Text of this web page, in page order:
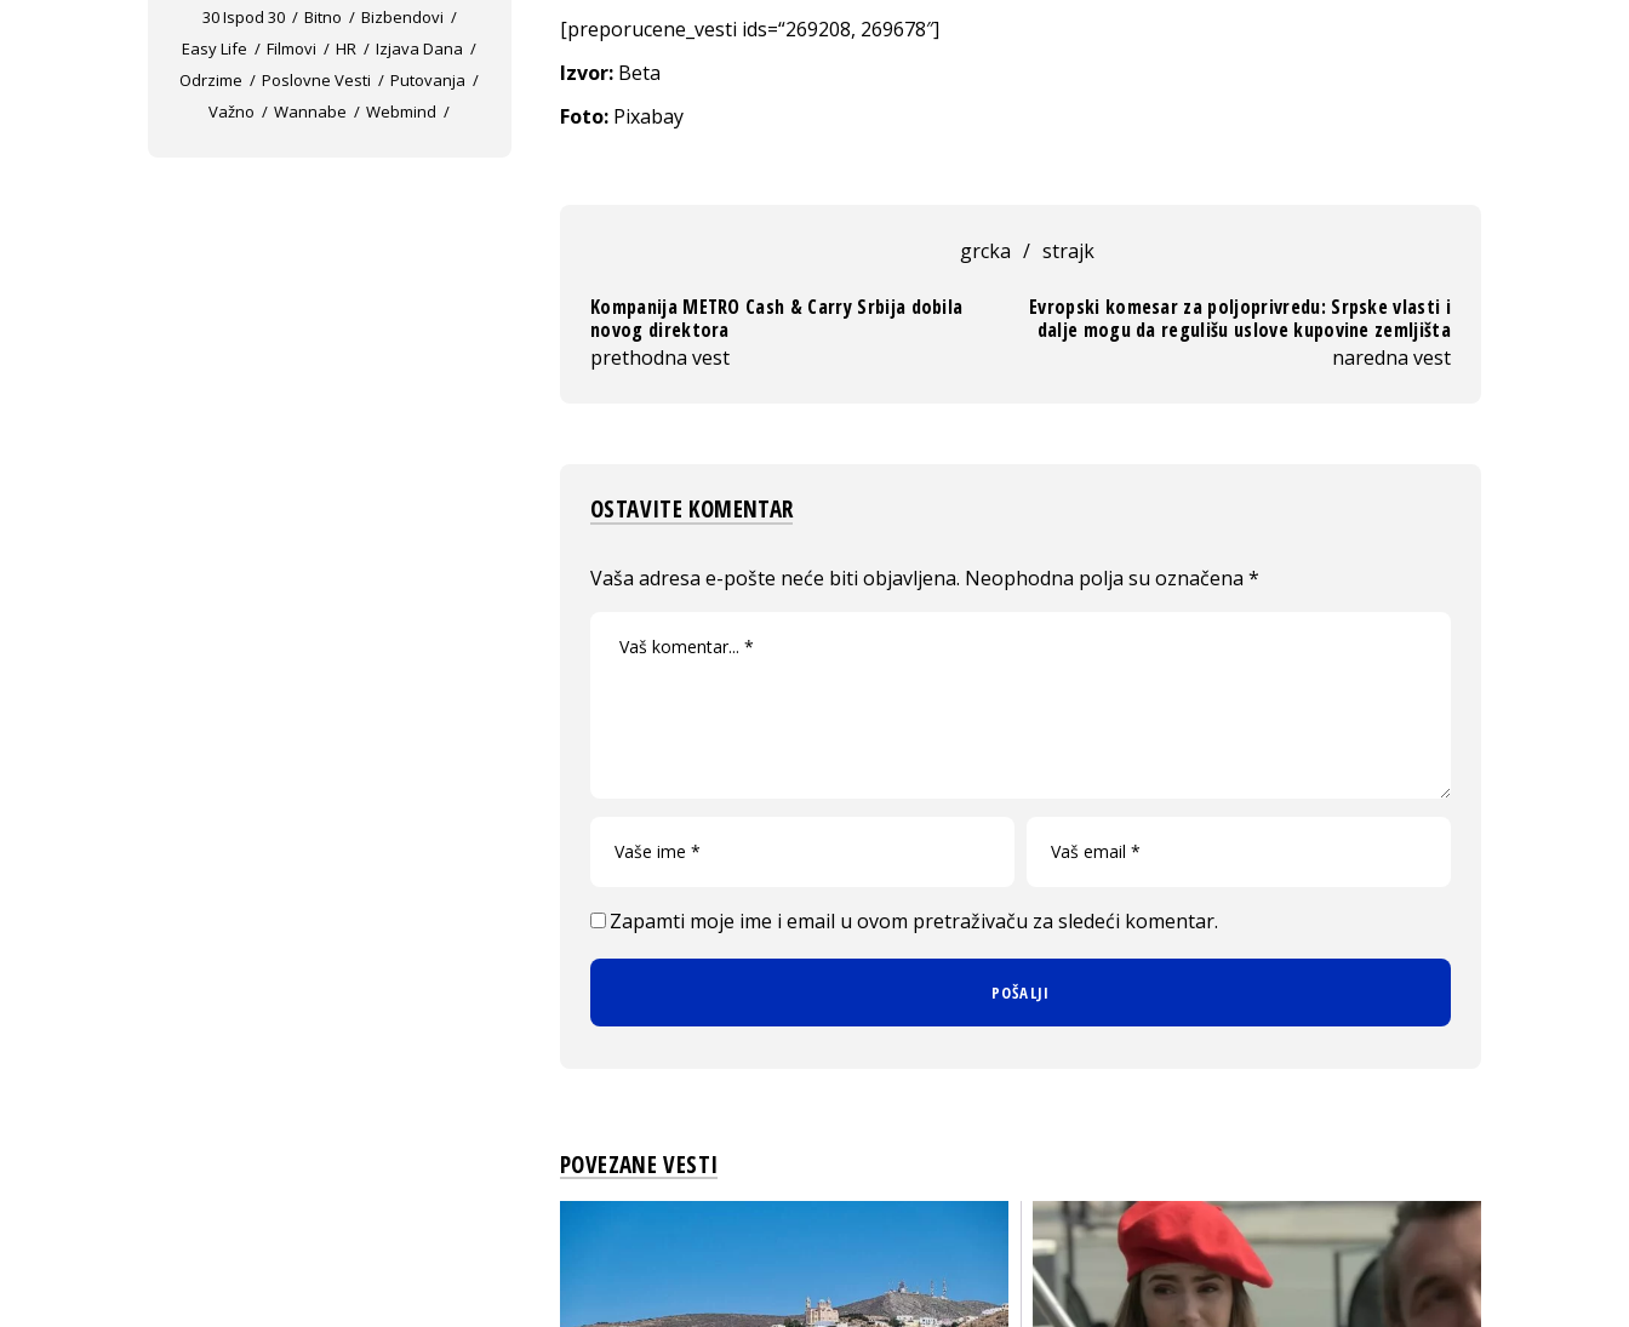
[preporucene_vesti ids=“269208, 269678″]
Izvor: Beta
Foto: Pixabay
grcka / strajk
Kompanija METRO Cash & Carry Srbija dobila
novog direktora
prethodna vest
Evropski komesar za poljoprivredu: Srpske vlasti i
dalje mogu da regulišu uslove kupovine zemljišta
naredna vest
OSTAVITE KOMENTAR
Vaša adresa e-pošte neće biti objavljena. Neophodna polja su označena *
Zapamti moje ime i email u ovom pretraživaču za sledeći komentar.
POVEZANE VESTI
30 Ispod 30 Bitno
Bizbendovi
Easy Life
Filmovi HR
Izjava Dana
Odrzime
Poslovne Vesti
Putovanja
Važno
Wannabe Webmind